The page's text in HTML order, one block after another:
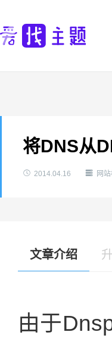
将DNS从
 2014.04.16  网
文章介绍
由于